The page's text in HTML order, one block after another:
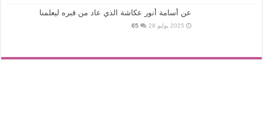
عن أسامة أنور عكاشة الذي عاد من قبره ليعلمنا
2025 يوليو 28 65